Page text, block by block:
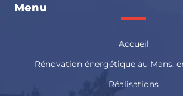
Menu
Accueil
Rénovation énergétique au Mans,
Réalisations